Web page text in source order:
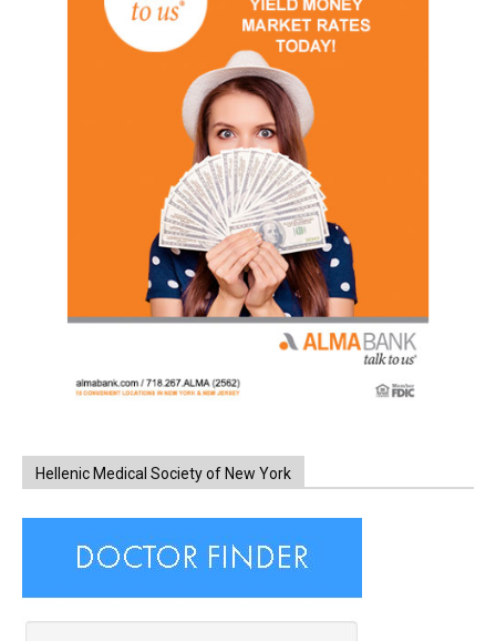
Hellenic Medical Society of New York